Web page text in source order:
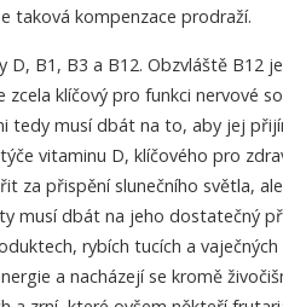
taková kompenzace prodraží.
D, B1, B3 a B12. Obzvláště B12
zcela klíčový pro funkci nervové
tedy musí dbát na to, aby jej
vitaminu D, klíčového pro
za přispění slunečního světla,
musí dbát na jeho dostatečný
rybích tucích a
a nacházejí se kromě